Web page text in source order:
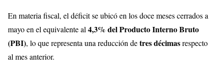
En materia fiscal, el déficit se ubicó en los doce meses cerrados a
mayo en el equivalente al4,3% del Producto Interno Bruto
(PBI), lo que representa una reducción detres décimasrespecto
al mes anterior.